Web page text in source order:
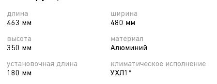
длина
463 мм
высота
350 мм
установочная длина
180 мм
ширина
480 мм
материал
Алюминий
климатическое исполнение
УХЛ1*